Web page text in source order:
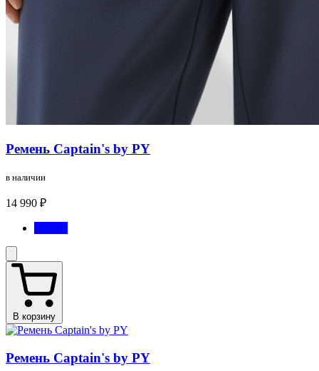
Ремень Captain's by PY
в наличии
14 990 ₽
В корзину
Ремень Captain's by PY